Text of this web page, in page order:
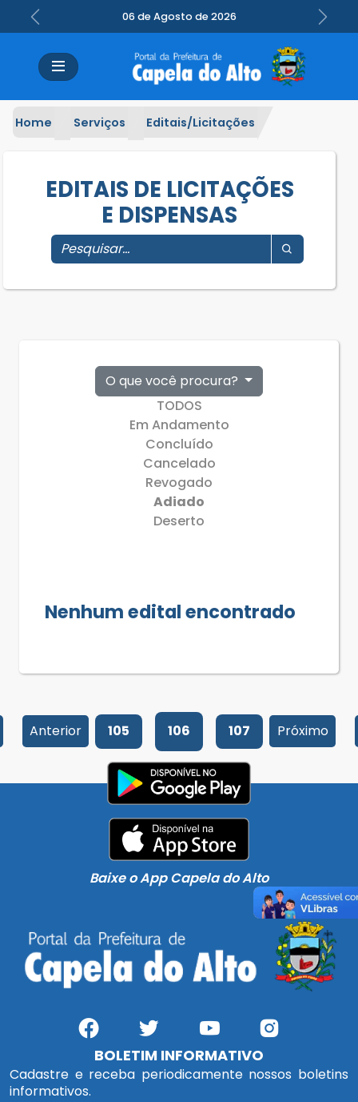
06 de Agosto de 2026
Previous Next
Home Serviços Editais/Licitações
EDITAIS DE LICITAÇÕES
E DISPENSAS
O que você procura?
TODOS
Em Andamento
Concluído
Cancelado
Revogado
Adiado
Deserto
Nenhum edital encontrado
Anterior 105 106 107 Próximo
Baixe o App Capela do Alto
BOLETIM INFORMATIVO
Cadastre e receba periodicamente nossos boletins
informativos.